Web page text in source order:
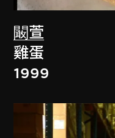
闞萱
雞蛋
1999